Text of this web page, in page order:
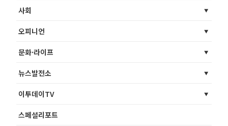
사회
오피니언
문화·라이프
뉴스발전소
이투데이TV
스페셜리포트